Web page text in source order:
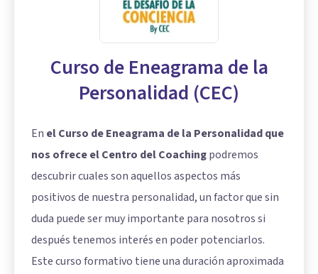
Curso de Eneagrama de la
Personalidad (CEC)
En el Curso de Eneagrama de la Personalidad que
nos ofrece el Centro del Coachingpodremos
descubrir cuales son aquellos aspectos más
positivos de nuestra personalidad, un factor que sin
duda puede ser muy importante para nosotros si
después tenemos interés en poder potenciarlos.
Este curso formativo tiene una duración aproximada